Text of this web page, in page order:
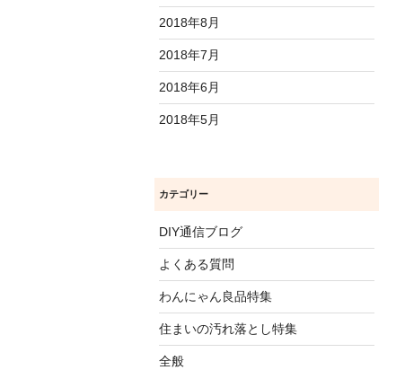
2018年8月
2018年7月
2018年6月
2018年5月
カテゴリー
DIY通信ブログ
よくある質問
わんにゃん良品特集
住まいの汚れ落とし特集
全般